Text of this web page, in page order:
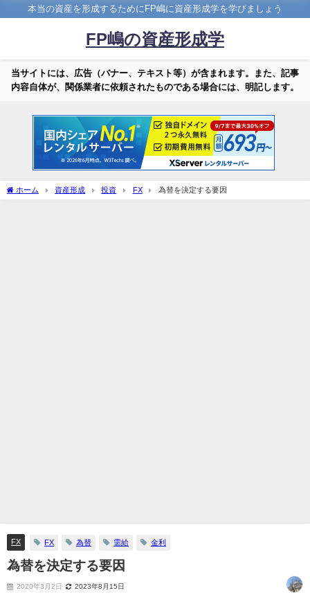
本当の資産を形成するためにFP嶋に資産形成学を学びましょう
FP嶋の資産形成学
当サイトには、広告（バナー、テキスト等）が含まれます。また、記事
内容自体が、関係業者に依頼されたものである場合には、明記します。
ホーム 資産形成 投資 FX 為替を決定する要因
FX FX 為替 需給 金利
為替を決定する要因
2020年3月2日 2023年8月15日